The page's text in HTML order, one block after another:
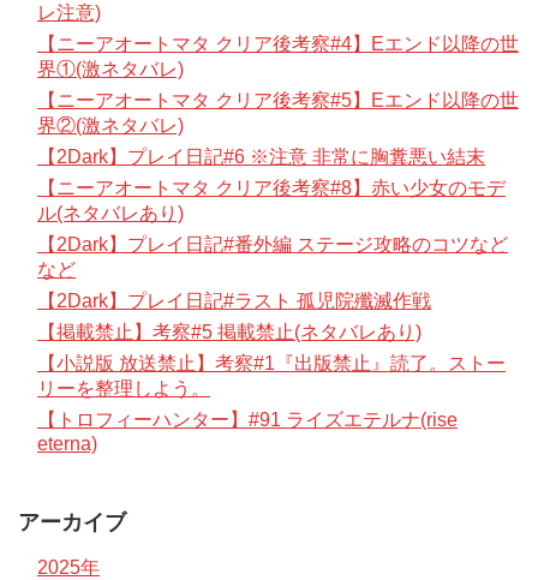
レ注意)
【ニーアオートマタ クリア後考察#4】Eエンド以降の世
界①(激ネタバレ)
【ニーアオートマタ クリア後考察#5】Eエンド以降の世
界②(激ネタバレ)
【2Dark】プレイ日記#6 ※注意 非常に胸糞悪い結末
【ニーアオートマタ クリア後考察#8】赤い少女のモデ
ル(ネタバレあり)
【2Dark】プレイ日記#番外編 ステージ攻略のコツなど
など
【2Dark】プレイ日記#ラスト 孤児院殲滅作戦
【掲載禁止】考察#5 掲載禁止(ネタバレあり)
【小説版 放送禁止】考察#1『出版禁止』読了。ストー
リーを整理しよう。
【トロフィーハンター】#91 ライズエテルナ(rise
eterna)
アーカイブ
2025年